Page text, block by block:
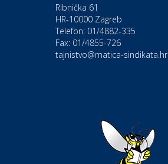
Gastro
Hotel Bunčić Vrbovec
Izletište i vinotočje VINIA
Ribnička 61
HR-10000 Zagreb
Telefon: 01/4882-335
Fax: 01/4855-726
tajnistvo@matica-sindikata.hr